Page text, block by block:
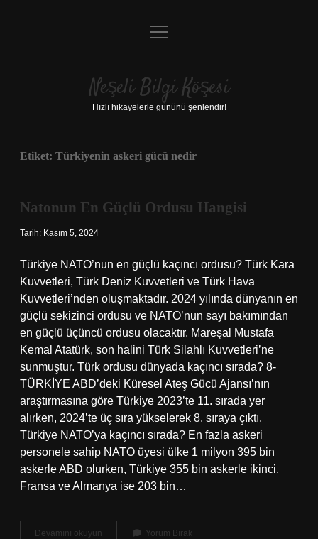
Anasayfa
Yasal Uyarı
menüyü
Neşeli Bilgi Köşesi
Hızlı hikayelerle gününü şenlendir!
Etiket: Türkiyenin askeri gücü nedir
Natonun En Güçlü Ordusu Hangisi
Tarih: Kasım 5, 2024
Türkiye NATO’nun en güçlü kaçıncı ordusu? Türk Kara
Kuvvetleri, Türk Deniz Kuvvetleri ve Türk Hava
Kuvvetleri’nden oluşmaktadır. 2024 yılında dünyanın en
güçlü sekizinci ordusu ve NATO’nun sayı bakımından
en güçlü üçüncü ordusu olacaktır. Mareşal Mustafa
Kemal Atatürk, son halini Türk Silahlı Kuvvetleri’ne
sunmuştur. Türk ordusu dünyada kaçıncı sırada? 8-
TÜRKİYE ABD’deki Küresel Ateş Gücü Ajansı’nın
araştırmasına göre Türkiye 2023’te 11. sırada yer
alırken, 2024’te üç sıra yükselerek 8. sıraya çıktı.
Türkiye NATO’ya kaçıncı sırada? En fazla askeri
personele sahip NATO üyesi ülke 1 milyon 395 bin
askerle ABD olurken, Türkiye 355 bin askerle ikinci,
Fransa ve Almanya ise 203 bin…
Devamını okuyun Natonun
Yorum Bırak